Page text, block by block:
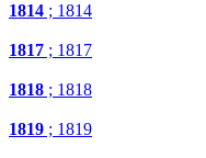
1814 ; 1814
1817 ; 1817
1818 ; 1818
1819 ; 1819